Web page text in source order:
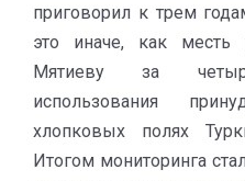
приговорил к трем
это иначе, как месть
Мятиеву за
использования
хлопковых полях
Итогом мониторинга